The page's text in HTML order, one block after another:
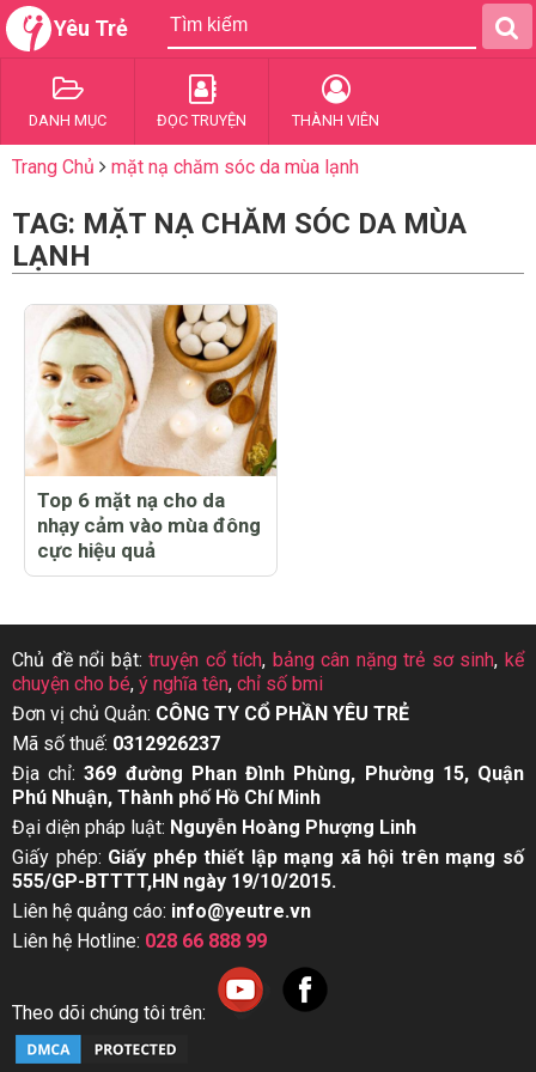
Yêu Trẻ
DANH MỤC ĐỌC TRUYỆN THÀNH VIÊN
Trang Chủ mặt nạ chăm sóc da mùa lạnh
TAG: MẶT NẠ CHĂM SÓC DA MÙA
LẠNH
Top 6 mặt nạ cho da
nhạy cảm vào mùa đông
cực hiệu quả
Chủ đề nổi bật:truyện cổ tích, bảng cân nặng trẻ sơ sinh,kể
chuyện cho bé, ý nghĩa tên, chỉ số bmi
Đơn vị chủ Quản: CÔNG TY CỔ PHẦN YÊU TRẺ
Mã số thuế: 0312926237
Địa chỉ:369 đường Phan Đình Phùng, Phường 15, Quận
Phú Nhuận, Thành phố Hồ Chí Minh
Đại diện pháp luật: Nguyễn Hoàng Phượng Linh
Giấy phép: Giấy phép thiết lập mạng xã hội trên mạng số
555/GP-BTTTT,HN ngày 19/10/2015.
Liên hệ quảng cáo: info@yeutre.vn
Liên hệ Hotline: 028 66 888 99
Theo dõi chúng tôi trên: